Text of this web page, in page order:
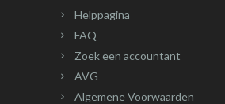
Helppagina
FAQ
Zoek een accountant
AVG
Algemene Voorwaarden